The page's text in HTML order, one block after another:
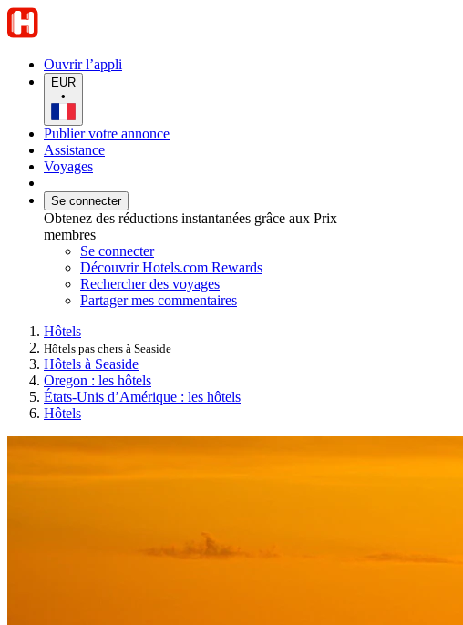
Ouvrir l’appli
EUR
•
Publier votre annonce
Assistance
Voyages
Se connecter
Obtenez des réductions instantanées grâce aux Prix
membres
Se connecter
Découvrir Hotels.com Rewards
Rechercher des voyages
Partager mes commentaires
Hôtels
Hôtels pas chers à Seaside
Hôtels à Seaside
Oregon : les hôtels
États-Unis d’Amérique : les hôtels
Hôtels